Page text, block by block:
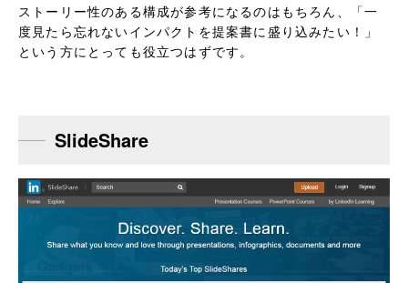
ストーリー性のある構成が参考になるのはもちろん、「一
度見たら忘れないインパクトを提案書に盛り込みたい！」
という方にとっても役立つはずです。
SlideShare